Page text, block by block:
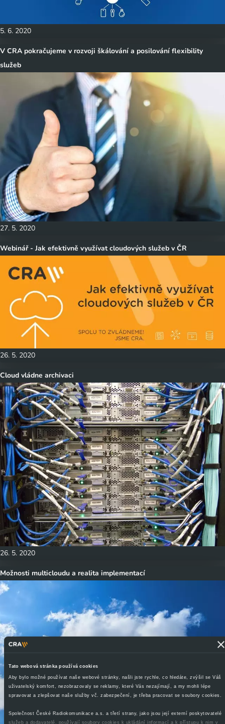
Tato webová stránka používá cookies
Aby bylo možné používat naše webové stránky, našli jste rychle, co hledáte, zvýšil se Váš
uživatelský komfort, nezobrazovaly se reklamy, které Vás nezajímají, a my mohli lépe
spravovat a zlepšovat naše služby vč. zabezpečení, je třeba pracovat se soubory cookies.
Společnost České Radiokomunikace a.s. a třetí strany, jako jsou její externí poskytovatelé
služeb a dodavatelé, používají soubory cookies k ukládání informací a k přístupu k nim v
5. 6. 2020
V CRA pokračujeme v rozvoji škálování a posilování flexibility
služeb
27. 5. 2020
Webinář - Jak efektivně využívat cloudových služeb v ČR
26. 5. 2020
Cloud vládne archivaci
26. 5. 2020
Možnosti multicloudu a realita implementací